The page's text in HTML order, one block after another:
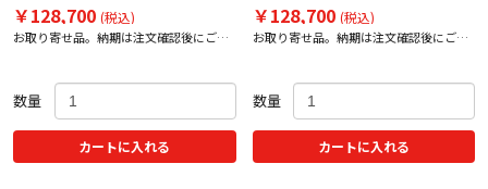
￥128,700 (税込)
お取り寄せ品。納期は注文確認後にご案
数量
カートに入れる
￥128,700 (税込)
お取り寄せ品。納期は注文確認後にご案
数量
カートに入れる